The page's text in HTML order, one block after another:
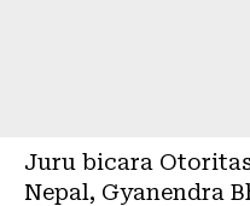
Juru bicara
Nepal, Gyanendra